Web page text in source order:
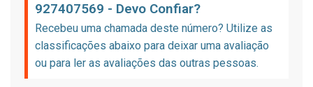
927407569 - Devo Confiar?
Recebeu uma chamada deste número? Utilize as
classificações abaixo para deixar uma avaliação
ou para ler as avaliações das outras pessoas.